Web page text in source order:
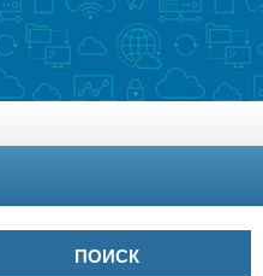
ПОИСК